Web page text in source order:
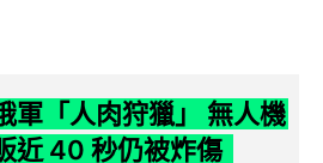
軍「人肉狩獵」 無人機
近 40 秒仍被炸傷